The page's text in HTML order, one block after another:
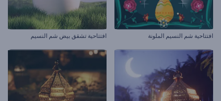
افتتاحية شم النسيم الملونة افتتاحية تشقق بيض شم النسيم